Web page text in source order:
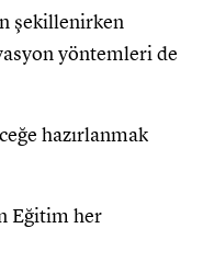
şekillenirken
yöntemleri de
hazırlanmak
Eğitim her